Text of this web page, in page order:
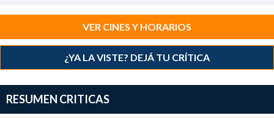
VER CINES Y HORARIOS
¿YA LA VISTE? DEJÁ TU CRÍTICA
RESUMEN CRITICAS